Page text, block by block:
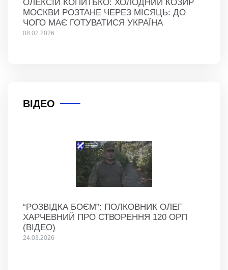
ОЛЕКСІЙ КОПИТЬКО: ХОЛОДНИЙ КОЗИР
МОСКВИ РОЗТАНЕ ЧЕРЕЗ МІСЯЦЬ: ДО
ЧОГО МАЄ ГОТУВАТИСЯ УКРАЇНА
08.02.2026
ВІДЕО
“РОЗВІДКА БОЄМ”: ПОЛКОВНИК ОЛЕГ
ХАРЧЕВНИЙ ПРО СТВОРЕННЯ 120 ОРП
(ВІДЕО)
24.03.2026